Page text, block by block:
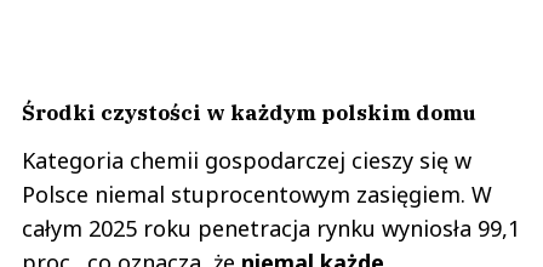
Środki czystości w każdym polskim domu
Kategoria chemii gospodarczej cieszy się w
Polsce niemal stuprocentowym zasięgiem. W
całym 2025 roku penetracja rynku wyniosła 99,1